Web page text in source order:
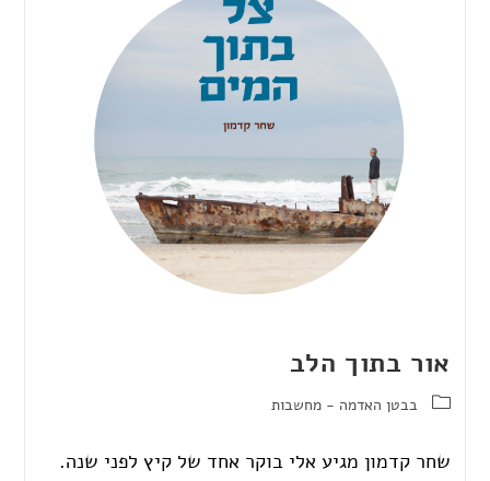
אור בתוך הלב
בבטן האדמה - מחשבות
שחר קדמון מגיע אלי בוקר אחד של קיץ לפני שנה.